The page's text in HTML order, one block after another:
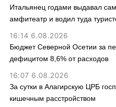
Итальянец годами выдавал
амфитеатр и водил туда
16:14 6.08.2026
Бюджет Северной Осетии за
дефицитом 8,6% от расходов
16:07 6.08.2026
За сутки в Алагирскую ЦРБ
кишечным расстройством